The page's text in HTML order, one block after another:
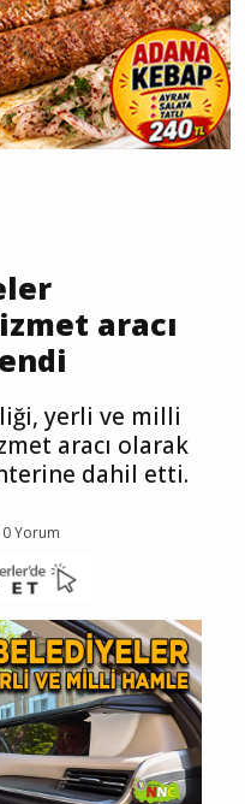
aracı
yerli ve milli
aracı olarak
dahil etti.
0 Yorum